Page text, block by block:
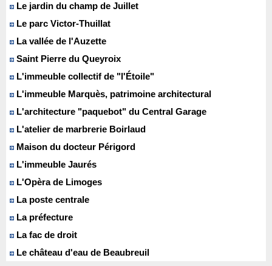
Le jardin du champ de Juillet
Le parc Victor-Thuillat
La vallée de l'Auzette
Saint Pierre du Queyroix
L'immeuble collectif de "l'Étoile"
L'immeuble Marquès, patrimoine architectural
L'architecture "paquebot" du Central Garage
L'atelier de marbrerie Boirlaud
Maison du docteur Périgord
L'immeuble Jaurés
L'Opèra de Limoges
La poste centrale
La préfecture
La fac de droit
Le château d'eau de Beaubreuil